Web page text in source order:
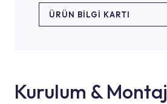
ÜRÜN BILGI KARTI
Kurulum & Montaj